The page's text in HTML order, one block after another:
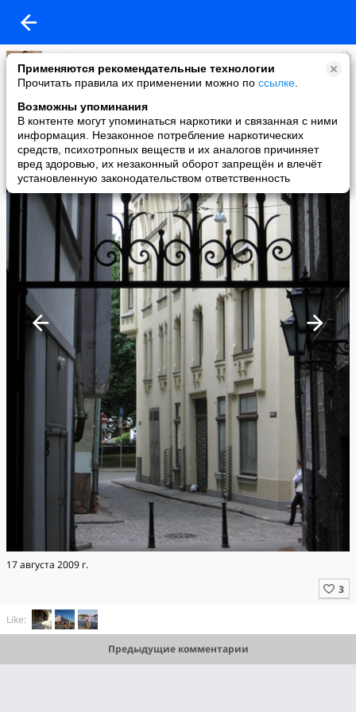
Применяются рекомендательные технологии
Прочитать правила их применении можно по ссылке
Возможны упоминания
В контенте могут упоминаться наркотики и связанная с ними
информация. Незаконное потребление наркотических
средств, психотропных веществ и их аналогов причиняет
вред здоровью, их незаконный оборот запрещён и влечёт
установленную законодательством ответственность
Vitaly
added a photo
09 Sep в 16:18
17 августа 2009 г.
Like:
Предыдущие комментарии